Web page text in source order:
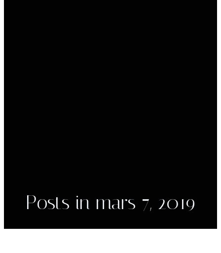
Posts in mars 7, 2019